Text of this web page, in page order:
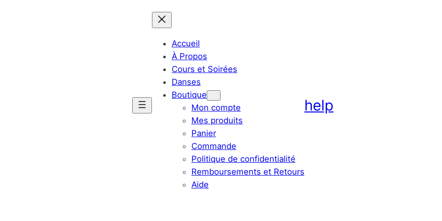
Accueil
À Propos
Cours et Soirées
Danses
Boutique
Mon compte
Mes produits
Panier
Commande
Politique de confidentialité
Remboursements et Retours
Aide
help